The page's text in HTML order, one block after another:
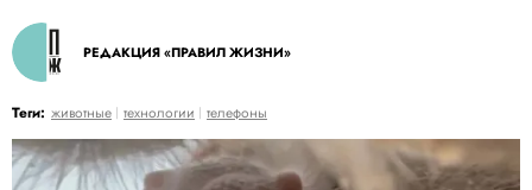
РЕДАКЦИЯ «ПРАВИЛ ЖИЗНИ»
Теги: животные технологии телефоны